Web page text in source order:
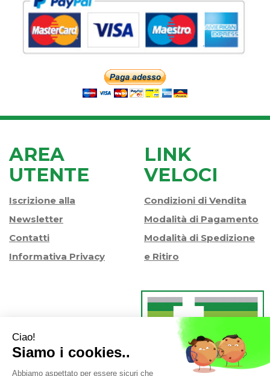
AREA
UTENTE
Iscrizione alla
Newsletter
Contatti
Informativa Privacy
LINK
VELOCI
Condizioni di Vendita
Modalità di Pagamento
Modalità di Spedizione
e Ritiro